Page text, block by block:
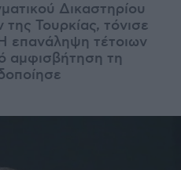
Δικαστηρίου
Τουρκίας, τόνισε
επανάληψη τέτοιων
αμφισβήτηση τη